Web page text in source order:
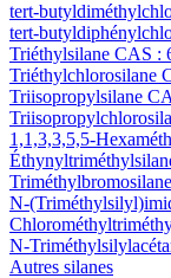
tert-
tert-
Triéthylsilane CAS :
Triéthylchlorosilane
Triisopropylsilane
1,1,3,3,5,5-
N-
N-
Autres silanes